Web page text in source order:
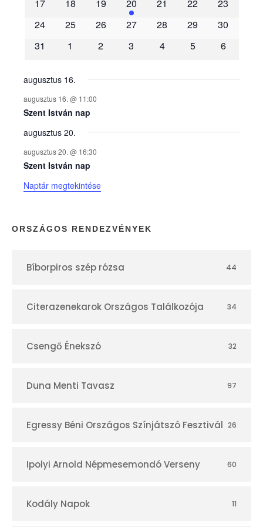
é
n
y
e
k
n
a
p
r
17
18 19 20 21 22
23
24
25 26 27 28 29
30
31
1 2 3 4 5 6
augusztus 16.
augusztus 16. @ 11:00
Szent István nap
augusztus 20.
augusztus 20. @ 16:30
Szent István nap
Naptár megtekintése
ORSZÁGOS RENDEZVÉNYEK
Bíborpiros szép rózsa 44
Citerazenekarok Országos Találkozója 34
Csengő Énekszó 32
Duna Menti Tavasz 97
Egressy Béni Országos Színjátszó Fesztivál 26
Ipolyi Arnold Népmesemondó Verseny 60
Kodály Napok 11